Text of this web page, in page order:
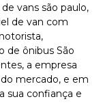
vans são paulo,
de van com
de ônibus São
a empresa
mercado, e em
sua confiança e